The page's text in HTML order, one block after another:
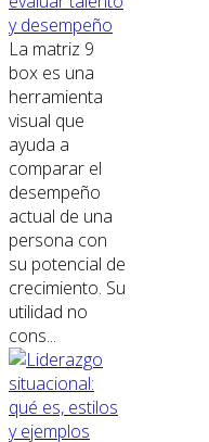
y desempeño
La matriz 9
box es una
herramienta
visual que
ayuda a
comparar el
desempeño
actual de una
persona con
su potencial de
crecimiento. Su
utilidad no
cons...